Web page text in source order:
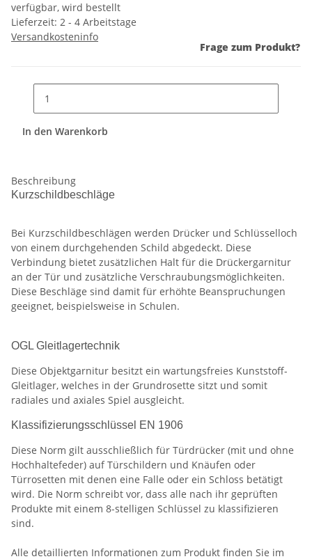
verfügbar, wird bestellt
Lieferzeit: 2 - 4 Arbeitstage
Versandkosteninfo
Frage zum Produkt?
In den Warenkorb
Beschreibung
Kurzschildbeschläge
Bei Kurzschildbeschlägen werden Drücker und Schlüsselloch
von einem durchgehenden Schild abgedeckt. Diese
Verbindung bietet zusätzlichen Halt für die Drückergarnitur
an der Tür und zusätzliche Verschraubungsmöglichkeiten.
Diese Beschläge sind damit für erhöhte Beanspruchungen
geeignet, beispielsweise in Schulen.
OGL Gleitlagertechnik
Diese Objektgarnitur besitzt ein wartungsfreies Kunststoff-
Gleitlager, welches in der Grundrosette sitzt und somit
radiales und axiales Spiel ausgleicht.
Klassifizierungsschlüssel EN 1906
Diese Norm gilt ausschließlich für Türdrücker (mit und ohne
Hochhaltefeder) auf Türschildern und Knäufen oder
Türrosetten mit denen eine Falle oder ein Schloss betätigt
wird. Die Norm schreibt vor, dass alle nach ihr geprüften
Produkte mit einem 8-stelligen Schlüssel zu klassifizieren
sind.
Alle detaillierten Informationen zum Produkt finden Sie im